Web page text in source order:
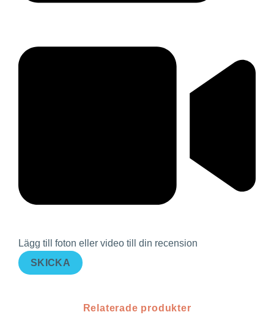
Lägg till foton eller video till din recension
SKICKA
Relaterade produkter